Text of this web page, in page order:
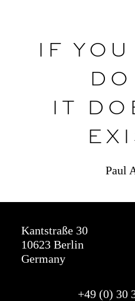
IF
IT
Paul
Kantstraße 30
10623 Berlin
Germany
+49 (0) 30